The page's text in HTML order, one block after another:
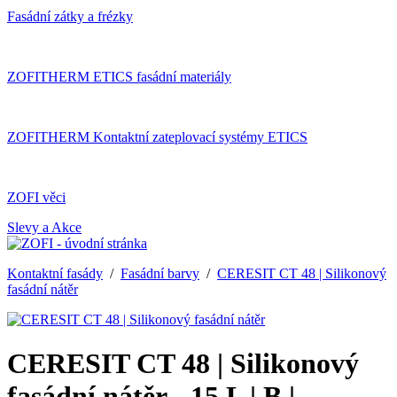
Fasádní zátky a frézky
ZOFITHERM ETICS fasádní materiály
ZOFITHERM Kontaktní zateplovací systémy ETICS
ZOFI věci
Slevy a Akce
Kontaktní fasády / Fasádní barvy / CERESIT CT 48 | Silikonový
fasádní nátěr
CERESIT CT 48 | Silikonový